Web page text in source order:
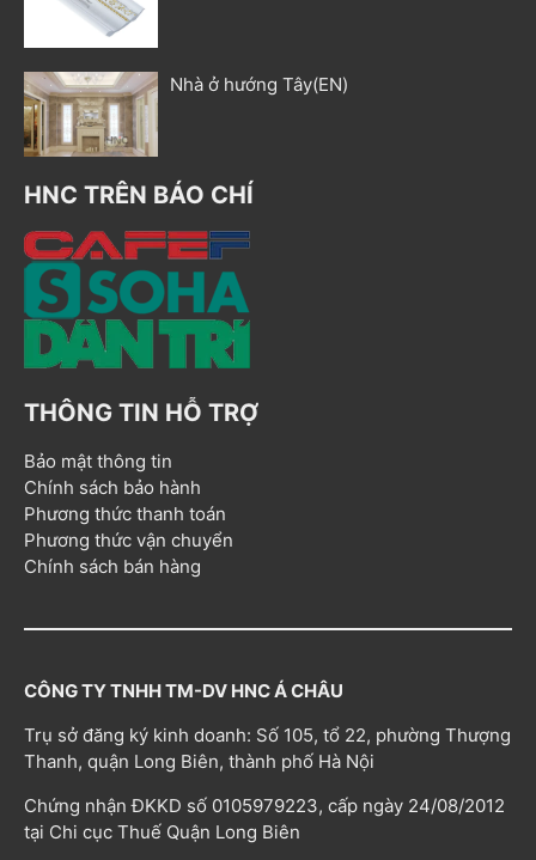
Nhà ở hướng Tây(EN)
HNC TRÊN BÁO CHÍ
THÔNG TIN HỖ TRỢ
Bảo mật thông tin
Chính sách bảo hành
Phương thức thanh toán
Phương thức vận chuyển
Chính sách bán hàng
CÔNG TY TNHH TM-DV HNC Á CHÂU
Trụ sở đăng ký kinh doanh: Số 105, tổ 22, phường Thượng
Thanh, quận Long Biên, thành phố Hà Nội
Chứng nhận ĐKKD số 0105979223, cấp ngày 24/08/2012
tại Chi cục Thuế Quận Long Biên